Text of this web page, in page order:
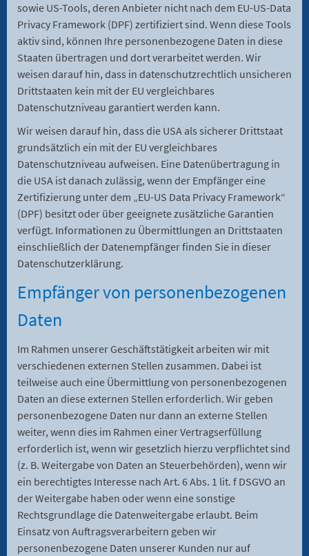
sowie US-Tools, deren Anbieter nicht nach dem EU-US-Data
Privacy Framework (DPF) zertifiziert sind. Wenn diese Tools
aktiv sind, können Ihre personenbezogene Daten in diese
Staaten übertragen und dort verarbeitet werden. Wir
weisen darauf hin, dass in datenschutzrechtlich unsicheren
Drittstaaten kein mit der EU vergleichbares
Datenschutzniveau garantiert werden kann.
Wir weisen darauf hin, dass die USA als sicherer Drittstaat
grundsätzlich ein mit der EU vergleichbares
Datenschutzniveau aufweisen. Eine Datenübertragung in
die USA ist danach zulässig, wenn der Empfänger eine
Zertifizierung unter dem „EU-US Data Privacy Framework“
(DPF) besitzt oder über geeignete zusätzliche Garantien
verfügt. Informationen zu Übermittlungen an Drittstaaten
einschließlich der Datenempfänger finden Sie in dieser
Datenschutzerklärung.
Empfänger von personenbezogenen
Daten
Im Rahmen unserer Geschäftstätigkeit arbeiten wir mit
verschiedenen externen Stellen zusammen. Dabei ist
teilweise auch eine Übermittlung von personenbezogenen
Daten an diese externen Stellen erforderlich. Wir geben
personenbezogene Daten nur dann an externe Stellen
weiter, wenn dies im Rahmen einer Vertragserfüllung
erforderlich ist, wenn wir gesetzlich hierzu verpflichtet sind
(z. B. Weitergabe von Daten an Steuerbehörden), wenn wir
ein berechtigtes Interesse nach Art. 6 Abs. 1 lit. f DSGVO an
der Weitergabe haben oder wenn eine sonstige
Rechtsgrundlage die Datenweitergabe erlaubt. Beim
Einsatz von Auftragsverarbeitern geben wir
personenbezogene Daten unserer Kunden nur auf